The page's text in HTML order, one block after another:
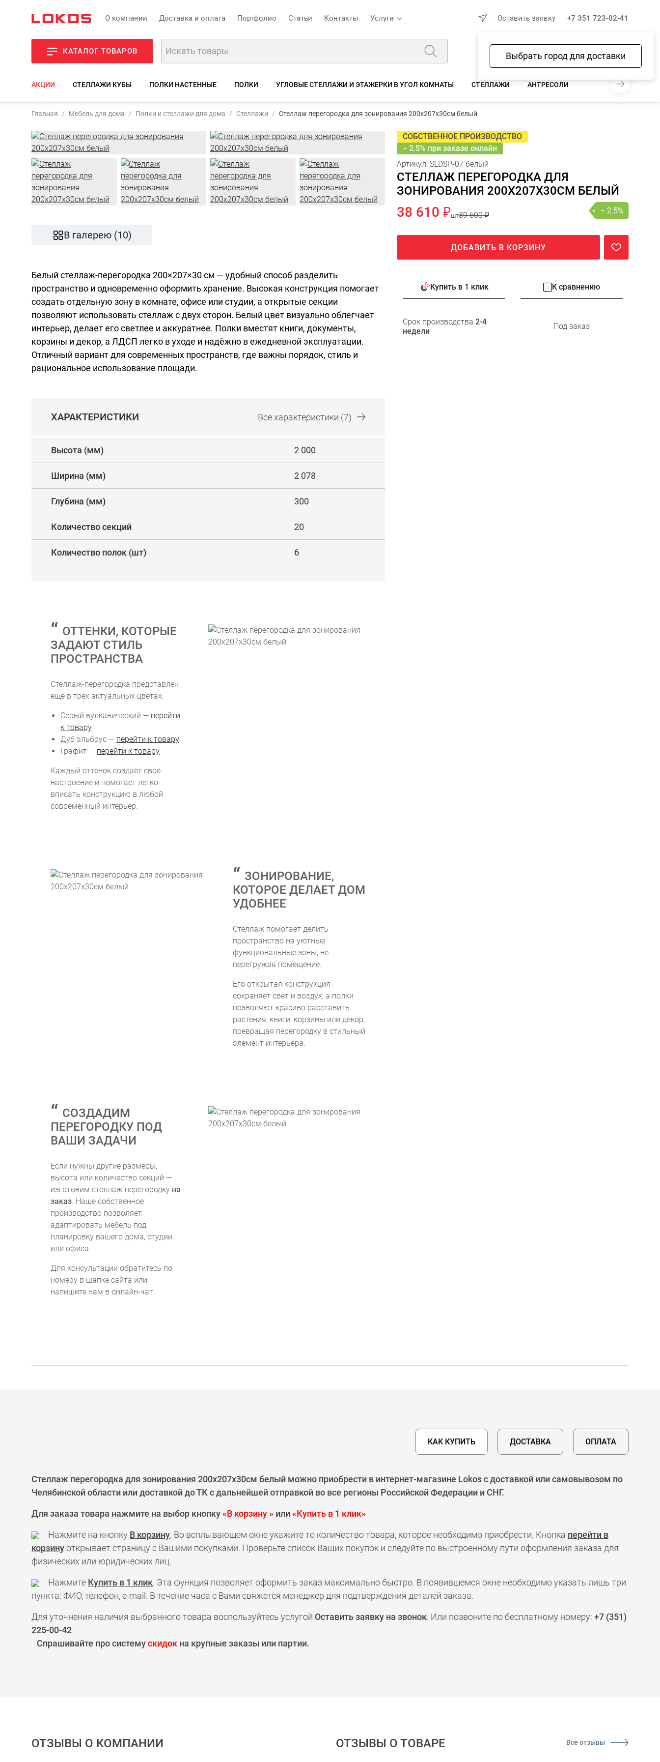
О компании Доставка и оплата Портфолио Статьи Контакты Услуги
Выбрать город для доставки
Оставить заявку +7 351 723-02-41
КАТАЛОГ ТОВАРОВ
Избранное Сравнение Корзина
АКЦИИ СТЕЛЛАЖИ КУБЫ ПОЛКИ НАСТЕННЫЕ ПОЛКИ УГЛОВЫЕ СТЕЛЛАЖИ И ЭТАЖЕРКИ В УГОЛ КОМНАТЫ СТЕЛЛАЖИ АНТРЕСОЛИ
Стеллаж перегородка для зонирования 200х207х30см белый 38 610 ₽
39 600 ₽
Главная Мебель для дома Полки и стеллажи для дома Стеллажи Стеллаж перегородка для зонирования 200х207х30см белый
В галерею (10)
Белый стеллаж-перегородка 200×207×30 см — удобный способ разделить
пространство и одновременно оформить хранение. Высокая конструкция помогает
создать отдельную зону в комнате, офисе или студии, а открытые секции
позволяют использовать стеллаж с двух сторон. Белый цвет визуально облегчает
интерьер, делает его светлее и аккуратнее. Полки вместят книги, документы,
корзины и декор, а ЛДСП легко в уходе и надёжно в ежедневной эксплуатации.
Отличный вариант для современных пространств, где важны порядок, стиль и
рациональное использование площади.
ХАРАКТЕРИСТИКИ Всехарактеристики (7)
Высота (мм) 2 000
Ширина (мм) 2 078
Глубина (мм) 300
Количество секций 20
Количество полок (шт) 6
ОТТЕНКИ, КОТОРЫЕ
ЗАДАЮТ СТИЛЬ
ПРОСТРАНСТВА
Стеллаж-перегородка представлен
еще в трех актуальных цветах:
Серый вулканический — перейти
к товару
Дуб эльбрус — перейти к товару
Графит — перейти к товару
Каждый оттенок создаёт своё
настроение и помогает легко
вписать конструкцию в любой
современный интерьер.
ЗОНИРОВАНИЕ,
КОТОРОЕ ДЕЛАЕТ ДОМ
УДОБНЕЕ
Стеллаж помогает делить
пространство на уютные
функциональные зоны, не
перегружая помещение.
Его открытая конструкция
сохраняет свет и воздух, а полки
позволяют красиво расставить
растения, книги, корзины или декор,
превращая перегородку в стильный
элемент интерьера.
СОЗДАДИМ
ПЕРЕГОРОДКУ ПОД
ВАШИ ЗАДАЧИ
Если нужны другие размеры,
высота или количество секций —
изготовим стеллаж-перегородку на
заказ. Наше собственное
производство позволяет
адаптировать мебель под
планировку вашего дома, студии
или офиса.
Для консультации обратитесь по
номеру в шапке сайта или
напишите нам в онлайн-чат.
СОБСТВЕННОЕ ПРОИЗВОДСТВО
− 2.5% при заказе онлайн
Артикул: SLDSP-07 белый
СТЕЛЛАЖ ПЕРЕГОРОДКА ДЛЯ
ЗОНИРОВАНИЯ 200Х207Х30СМ БЕЛЫЙ
38 610 ₽шт39 600 ₽ − 2.5%
ДОБАВИТЬ В КОРЗИНУ
Купить в 1 клик К сравнению
Срок производства 2-4
недели
Под заказ
КАК КУПИТЬ ДОСТАВКА ОПЛАТА
Стеллаж перегородка для зонирования 200х207х30см белый можно приобрести в интернет-магазине Lokos с доставкой или самовывозом по
Челябинской области или доставкой до ТК с дальнейшей отправкой во все регионы Российской Федерации и СНГ.
Для заказа товара нажмите на выбор кнопку«В корзину » или«Купить в 1 клик»
Нажмите на кнопку В корзину. Во всплывающем окне укажите то количество товара, которое необходимо приобрести. Кнопка перейти в
корзинуоткрывает страницу с Вашими покупками. Проверьте список Ваших покупок и следуйте по выстроенному пути оформления заказа для
физических или юридических лиц.
Нажмите Купить в 1 клик. Эта функция позволяет оформить заказ максимально быстро. В появившемся окне необходимо указать лишь три
пункта: ФИО, телефон, e-mail. В течение часа с Вами свяжется менеджер для подтверждения деталей заказа.
Для уточнения наличия выбранного товара воспользуйтесь услугой Оставить заявку на звонок. Или позвоните по бесплатному номеру: +7 (351)
225-00-42
Спрашивайте про системускидок на крупные заказы или партии.
ОТЗЫВЫ О КОМПАНИИ ОТЗЫВЫ О ТОВАРЕ Все отзывы